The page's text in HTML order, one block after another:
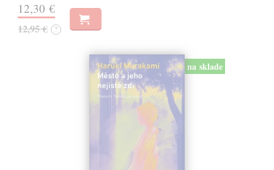
12,30 €
12,95 € ?
na sklade